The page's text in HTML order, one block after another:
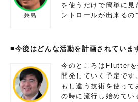
兼島
を使うだけで簡単に見
ントロールが出来るの
■今後はどんな活動を計画されていま
今のところはFlutter
開発していく予定です
もし違う技術を使っ
の時に流行し始めてい